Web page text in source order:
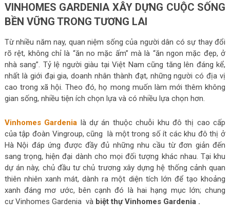
VINHOMES GARDENIA XÂY DỰNG CUỘC SỐNG
BỀN VỮNG TRONG TƯƠNG LAI
Từ nhiều năm nay, quan niệm sống của người dân có sự thay đổi
rõ rệt, không chỉ là “ăn no mặc ấm” mà là “ăn ngon mặc đẹp, ở
nhà sang”. Tỷ lệ người giàu tại Việt Nam cũng tăng lên đáng kể,
nhất là giới đại gia, doanh nhân thành đạt, những người có địa vị
cao trong xã hội. Theo đó, họ mong muốn làm mới thêm không
gian sống, nhiều tiện ích chọn lựa và có nhiều lựa chọn hơn.
Vinhomes Gardenia là dự án thuộc chuỗi khu đô thị cao cấp
của tập đoàn Vingroup, cũng là một trong số ít các khu đô thị ở
Hà Nội đáp ứng được đầy đủ những nhu cầu từ đơn giản đến
sang trọng, hiện đại dành cho mọi đối tượng khác nhau. Tại khu
dự án này, chủ đầu tư chủ trương xây dựng hệ thống cảnh quan
thiên nhiên xanh mát, dành ra một diện tích lớn để tạo khoảng
xanh đáng mơ ước, bên cạnh đó là hai hạng mục lớn; chung
cư Vinhomes Gardenia và biệt thự Vinhomes Gardenia .